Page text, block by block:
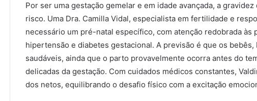
Por ser uma gestação gemelar e em idade avançada, a
risco. Uma Dra. Camilla Vidal, especialista em fertilidade e
necessário um pré-natal específico, com atenção redobrada às
hipertensão e diabetes gestacional. A previsão é que os bebês,
saudáveis, ainda que o parto provavelmente ocorra antes do
delicadas da gestação. Com cuidados médicos constantes,
dos netos, equilibrando o desafio físico com a excitação